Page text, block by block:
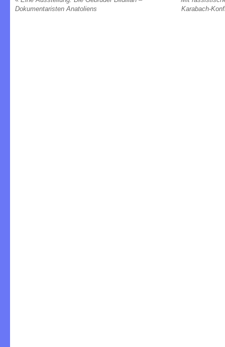
Dokumentaristen Anatoliens
Karabach-